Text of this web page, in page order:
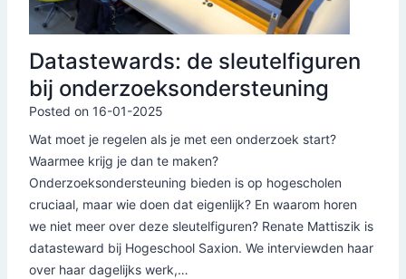
Datastewards: de sleutelfiguren
bij onderzoeksondersteuning
Posted on 16-01-2025
Wat moet je regelen als je met een onderzoek start?
Waarmee krijg je dan te maken?
Onderzoeksondersteuning bieden is op hogescholen
cruciaal, maar wie doen dat eigenlijk? En waarom horen
we niet meer over deze sleutelfiguren? Renate Mattiszik is
datasteward bij Hogeschool Saxion. We interviewden haar
over haar dagelijks werk,…